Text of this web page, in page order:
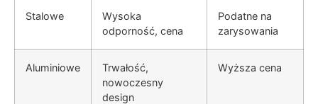
Stalowe
Wysoka
odporność, cena
Podatne na
zarysowania
Aluminiowe
Trwałość,
nowoczesny
design
Wyższa cena